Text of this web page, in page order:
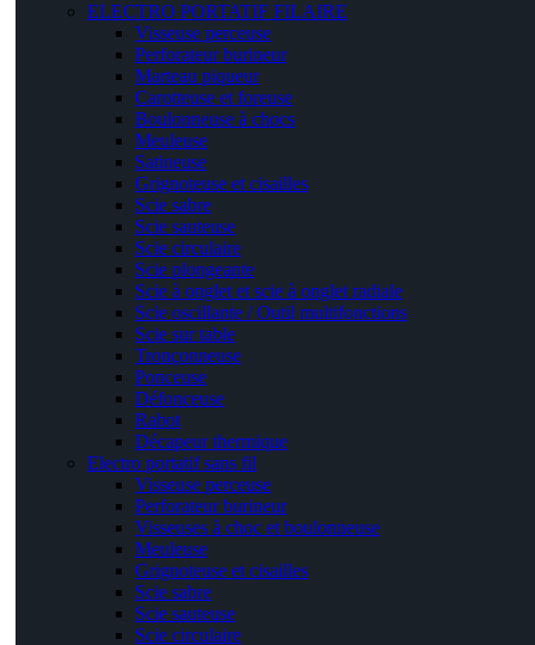
ELECTRO PORTATIF FILAIRE
Visseuse perceuse
Perforateur burineur
Marteau piqueur
Carotteuse et foreuse
Boulonneuse à chocs
Meuleuse
Satineuse
Grignoteuse et cisailles
Scie sabre
Scie sauteuse
Scie circulaire
Scie plongeante
Scie à onglet et scie à onglet radiale
Scie oscillante / Outil multifonctions
Scie sur table
Tronçonneuse
Ponceuse
Défonceuse
Rabot
Décapeur thermique
Electro portatif sans fil
Visseuse perceuse
Perforateur burineur
Visseuses à choc et boulonneuse
Meuleuse
Grignoteuse et cisailles
Scie sabre
Scie sauteuse
Scie circulaire